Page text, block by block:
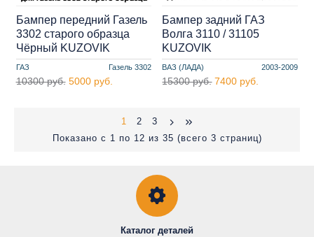
ГАЗ Газель 3302
Бампер передний Газель
3302 старого образца
Чёрный KUZOVIK
10300 руб. 5000 руб.
ВАЗ (ЛАДА) 2003-2009
Бампер задний ГАЗ
Волга 3110 / 31105
KUZOVIK
15300 руб. 7400 руб.
1 2
3
Показано с 1 по 12 из 35 (всего 3 страниц)
Каталог деталей